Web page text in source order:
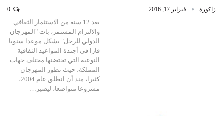
زاكورة فبراير 17, 2016
بعد 12 سنة من الاستثمار الثقافي
والالتزام المستمر، بات "المهرجان
الدولي للرحل" يشكل موعدا سنويا
قارا في أجندة المواعيد الثقافية
النوعية التي تحتضنها مختلف جهات
المملكة، حيث تطور المهرجان
كثيرا، منذ أن انطلق عام 2004،
مشروعا متواضعا، ليصير…